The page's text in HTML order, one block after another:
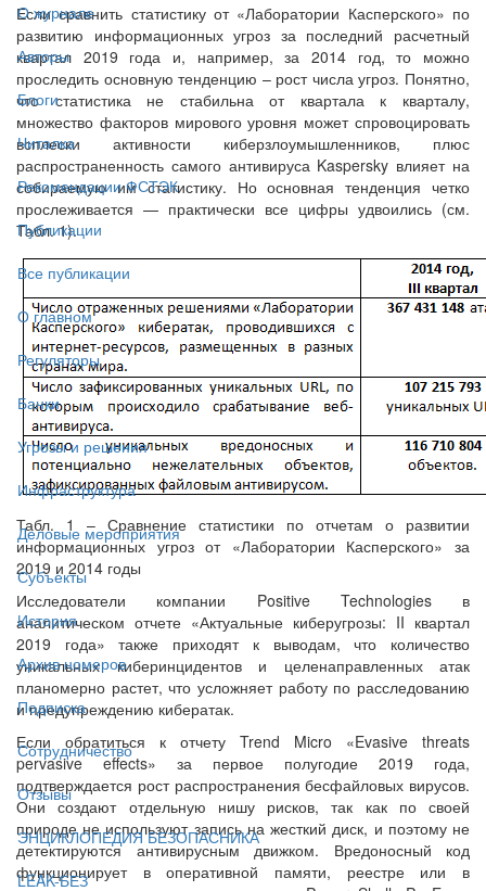
О журнале
Авторы
Блоги
Читалка
Рекомендации ФСТЭК
Публикации
Все публикации
О главном
Регуляторы
Банки
Угрозы и решения
Инфраструктура
Деловые мероприятия
Субъекты
История
Архив номеров
Подписка
Сотрудничество
Отзывы
ЭНЦИКЛОПЕДИЯ БЕЗОПАСНИКА
LEAK-БЕЗ
Если сравнить статистику от «Лаборатории Касперского» по
развитию информационных угроз за последний расчетный
квартал 2019 года и, например, за 2014 год, то можно
проследить основную тенденцию – рост числа угроз. Понятно,
что статистика не стабильна от квартала к кварталу,
множество факторов мирового уровня может спровоцировать
всплески активности киберзлоумышленников, плюс
распространенность самого антивируса Kaspersky влияет на
собираемую им статистику. Но основная тенденция четко
прослеживается — практически все цифры удвоились (см.
Табл. 1).
Табл. 1 – Сравнение статистики по отчетам о развитии
информационных угроз от «Лаборатории Касперского» за
2019 и 2014 годы
Исследователи компании Positive Technologies в
аналитическом отчете «Актуальные киберугрозы: II квартал
2019 года» также приходят к выводам, что количество
уникальных киберинцидентов и целенаправленных атак
планомерно растет, что усложняет работу по расследованию
и предупреждению кибератак.
Если обратиться к отчету Trend Micro «Evasive threats
pervasive effects» за первое полугодие 2019 года,
подтверждается рост распространения бесфайловых вирусов.
Они создают отдельную нишу рисков, так как по своей
природе не используют запись на жесткий диск, и поэтому не
детектируются антивирусным движком. Вредоносный код
функционирует в оперативной памяти, реестре или в